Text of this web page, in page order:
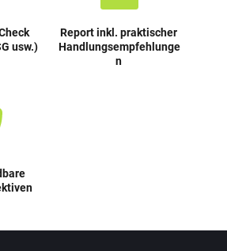
usw.)
Report inkl. praktischer
Handlungsempfehlunge
n